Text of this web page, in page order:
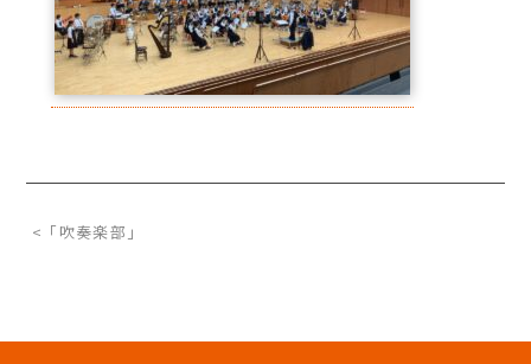
< 「吹奏楽部」